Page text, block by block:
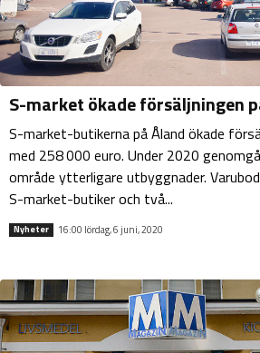
S-market ökade försäljningen
S-market-butikerna på Åland ökade
med 258 000 euro. Under 2020
område ytterligare utbyggnader.
S-market-butiker och två...
Nyheter 16:00 lördag, 6 juni, 2020